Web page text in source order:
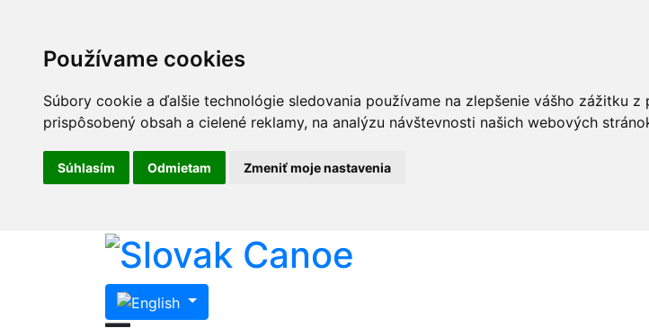
Používame cookies
Súbory cookie a ďalšie technológie sledovania používame na zlepšenie vášho zážitku
prispôsobený obsah a cielené reklamy, na analýzu návštevnosti našich webových
Súhlasím Odmietam Zmeniť moje nastavenia